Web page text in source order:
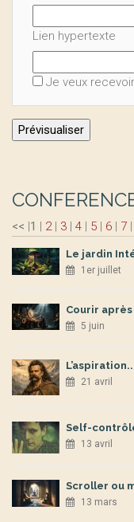
Lien hypertexte
Je veux
<< |1 | 2| 3 | 4 | 5 | 6 | 7 |
Le jardin
1er juillet
Courir
5 juin
21 avril
Self-
13 avril
Scroller ou
13 mars